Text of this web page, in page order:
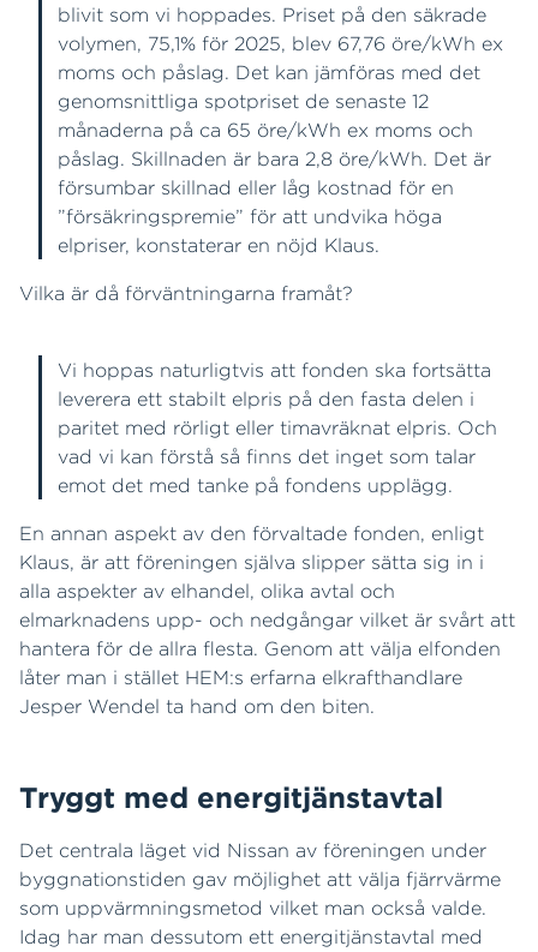
blivit som vi hoppades. Priset på den säkrade
volymen, 75,1% för 2025, blev 67,76 öre/kWh ex
moms och påslag. Det kan jämföras med det
genomsnittliga spotpriset de senaste 12
månaderna på ca 65 öre/kWh ex moms och
påslag. Skillnaden är bara 2,8 öre/kWh. Det är
försumbar skillnad eller låg kostnad för en
”försäkringspremie” för att undvika höga
elpriser, konstaterar en nöjd Klaus.
Vilka är då förväntningarna framåt?
Vi hoppas naturligtvis att fonden ska fortsätta
leverera ett stabilt elpris på den fasta delen i
paritet med rörligt eller timavräknat elpris. Och
vad vi kan förstå så finns det inget som talar
emot det med tanke på fondens upplägg.
En annan aspekt av den förvaltade fonden, enligt
Klaus, är att föreningen själva slipper sätta sig in i
alla aspekter av elhandel, olika avtal och
elmarknadens upp- och nedgångar vilket är svårt att
hantera för de allra flesta. Genom att välja elfonden
låter man i stället HEM:s erfarna elkrafthandlare
Jesper Wendel ta hand om den biten.
Tryggt med energitjänstavtal
Det centrala läget vid Nissan av föreningen under
byggnationstiden gav möjlighet att välja fjärrvärme
som uppvärmningsmetod vilket man också valde.
Idag har man dessutom ett energitjänstavtal med